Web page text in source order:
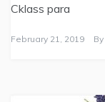
Cklass para
February 21, 2019 By